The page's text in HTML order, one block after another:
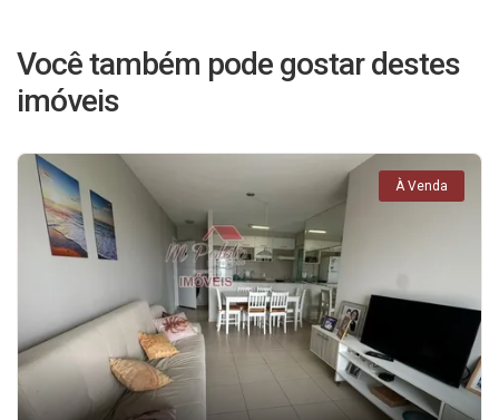
Você também pode gostar destes
imóveis
À Venda